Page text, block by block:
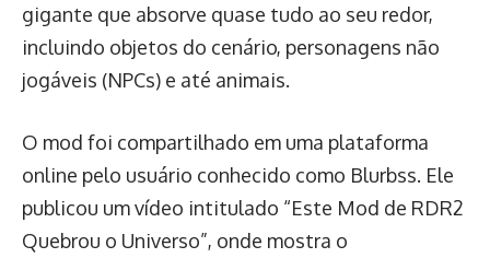
gigante que absorve quase tudo ao seu redor,
incluindo objetos do cenário, personagens não
jogáveis (NPCs) e até animais.
O mod foi compartilhado em uma plataforma
online pelo usuário conhecido como Blurbss. Ele
publicou um vídeo intitulado “Este Mod de RDR2
Quebrou o Universo”, onde mostra o